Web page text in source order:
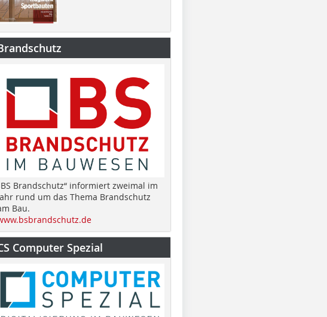
Brandschutz“ informiert zweimal im
rund um das Thema Brandschutz
Bau.
Computer Spezial